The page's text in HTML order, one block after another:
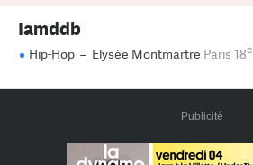
Iamddb
Hip-Hop – Elysée Montmartre Paris 18e
Publicité